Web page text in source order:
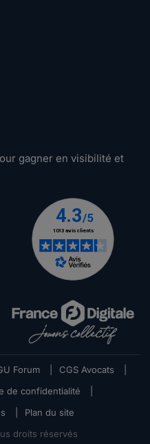
gagner en visibilité et
Forum CGS Avocats
de confidentialité
Plan du site
droits réservés